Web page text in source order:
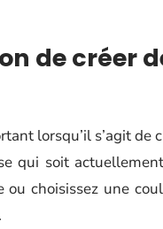
de créer
lorsqu’il s’agit de
qui soit
choisissez une